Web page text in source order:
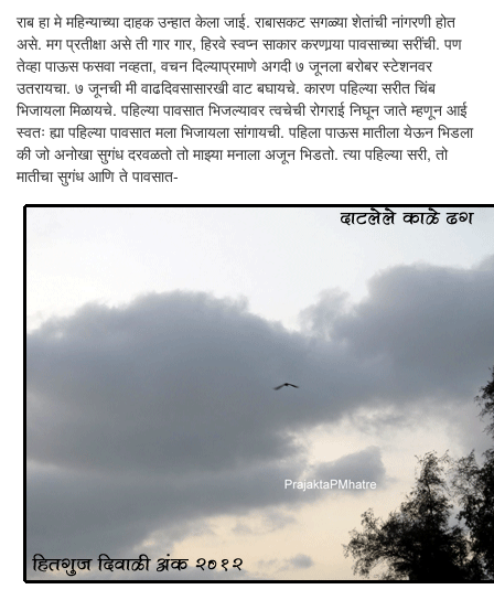
राब हा मे महिन्याच्या दाहक उन्हात केला जाई. राबासकट सगळ्या शेतांची नांगरणी होत
असे. मग प्रतीक्षा असे ती गार गार, हिरवे स्वप्न साकार करणार्‍या पावसाच्या सरींची. पण
तेव्हा पाऊस फसवा नव्हता, वचन दिल्याप्रमाणे अगदी ७ जूनला बरोबर स्टेशनवर
उतरायचा. ७ जूनची मी वाढदिवसासारखी वाट बघायचे. कारण पहिल्या सरीत चिंब
भिजायला मिळायचे. पहिल्या पावसात भिजल्यावर त्वचेची रोगराई निघून जाते म्हणून आई
स्वतः ह्या पहिल्या पावसात मला भिजायला सांगायची. पहिला पाऊस मातीला येऊन भिडला
की जो अनोखा सुगंध दरवळतो तो माझ्या मनाला अजून भिडतो. त्या पहिल्या सरी, तो
मातीचा सुगंध आणि ते पावसात-